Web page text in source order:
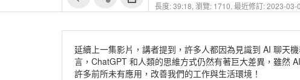
長度: 39:18, 瀏覽: 1710, 最近修訂: 2023-03-
延續上一集影片，講者提到，許多人都因為見識到 AI 聊天
言，ChatGPT 和人類的思維方式仍然有著巨大差異，雖然
許多前所未有應用，改善我們的工作與生活環境！